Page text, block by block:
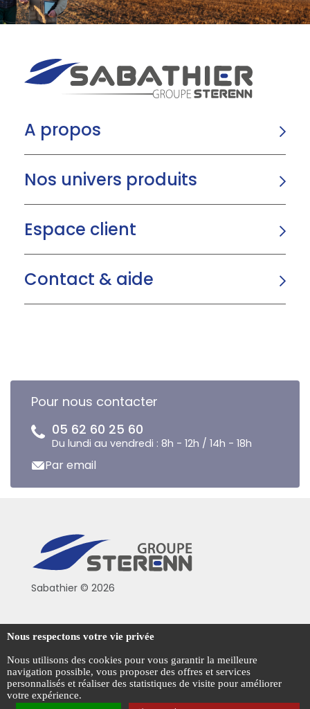
A propos
Nos univers produits
Espace client
Contact & aide
Pour nous contacter
05 62 60 25 60
Du lundi au vendredi : 8h - 12h / 14h - 18h
Par email
Sabathier © 2026
Politique de confidentialité
Conditions générales de vente
Mentions légales
Gestion des cookies
Nous respectons votre vie privée
Nous utilisons des cookies pour vous garantir la meilleure
navigation possible, vous proposer des offres et services
personnalisés et réaliser des statistiques de visite pour améliorer
votre expérience.